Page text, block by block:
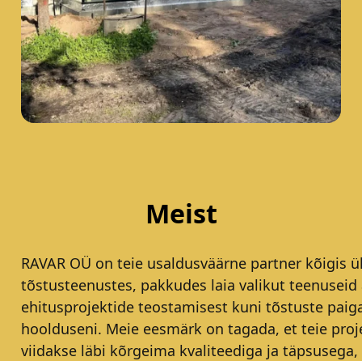
Meist
RAVAR OÜ on teie usaldusväärne partner kõigis
tõstusteenustes, pakkudes laia valikut teenuseid
ehitusprojektide teostamisest kuni tõstuste
hoolduseni. Meie eesmärk on tagada, et teie
viidakse läbi kõrgeima kvaliteediga ja täpsusega,